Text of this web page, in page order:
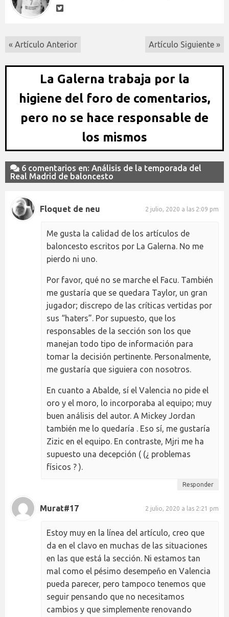
« Artículo Anterior Artículo Siguiente »
La Galerna trabaja por la
higiene del foro de comentarios,
pero no se hace responsable de
los mismos
6 comentarios en: Análisis de la temporada del
Real Madrid de baloncesto
Floquet de neu 2 julio, 2020 a las 2:09 pm
Me gusta la calidad de los artículos de
baloncesto escritos por La Galerna. No me
pierdo ni uno.
Por favor, qué no se marche el Facu. También
me gustaría que se quedara Taylor, un gran
jugador; discrepo de las críticas vertidas por
sus “haters”. Por supuesto, que los
responsables de la sección son los que
manejan todo tipo de información para
tomar la decisión pertinente. Personalmente,
me gustaría que siguiera con nosotros.
En cuanto a Abalde, sí el Valencia no pide el
oro y el moro, lo incorporaba al equipo; muy
buen análisis del autor. A Mickey Jordan
también me lo quedaría . Eso sí, me gustaría
Zizic en el equipo. En contraste, Mjri me ha
supuesto una decepción ( (¿ problemas
físicos ? ).
Responder
Murat#17 2 julio, 2020 a las 2:21 pm
Estoy muy en la línea del artículo, creo que
da en el clavo en muchas de las situaciones
en las que está la sección. Ni estamos tan
mal como el pésimo desempeño en Valencia
pueda parecer, pero tampoco tenemos que
seguir pensando que no necesitamos
cambios y que simplemente renovando